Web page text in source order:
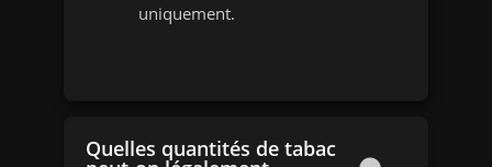
uniquement.
Quelles quantités de tabac